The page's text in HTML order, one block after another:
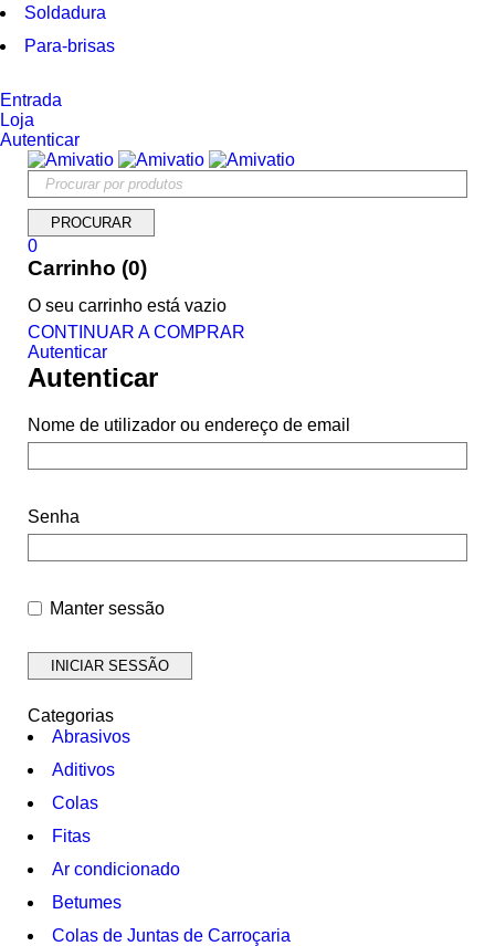
Soldadura
Para-brisas
Entrada
Loja
Autenticar
0
Carrinho (0)
O seu carrinho está vazio
CONTINUAR A COMPRAR
Autenticar
Autenticar
Nome de utilizador ou endereço de email
Senha
Manter sessão
Categorias
Abrasivos
Aditivos
Colas
Fitas
Ar condicionado
Betumes
Colas de Juntas de Carroçaria